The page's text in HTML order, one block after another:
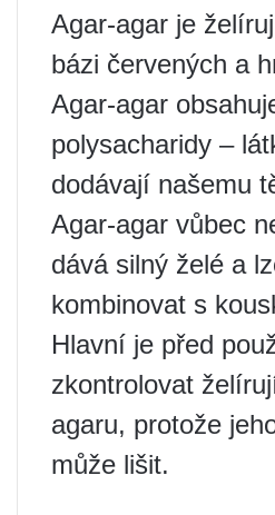
Agar-agar je
bázi červených a
Agar-agar
polysacharidy –
dodávají našemu
Agar-agar vůbec
dává silný želé a
kombinovat s
Hlavní je před
zkontrolovat
agaru, protože
může lišit.